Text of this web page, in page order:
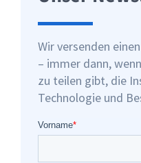
Wir versenden
– immer dann,
zu teilen gibt, die
Technologie und